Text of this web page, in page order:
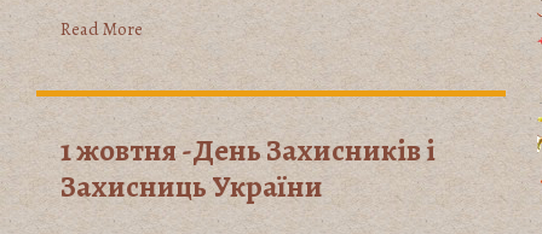
Read More
1 жовтня -День Захисників і
Захисниць України